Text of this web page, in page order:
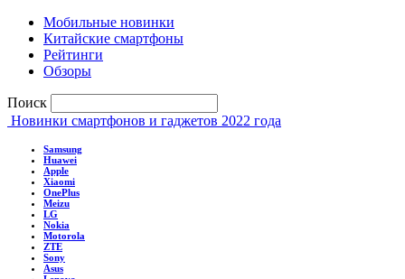
Мобильные новинки
Китайские смартфоны
Рейтинги
Обзоры
Поиск
Новинки смартфонов и гаджетов 2022 года
Samsung
Huawei
Apple
Xiaomi
OnePlus
Meizu
LG
Nokia
Motorola
ZTE
Sony
Asus